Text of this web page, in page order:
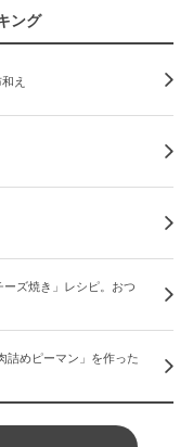
ング
え
ズ焼き」レシピ。おつ
詰めピーマン」を作った